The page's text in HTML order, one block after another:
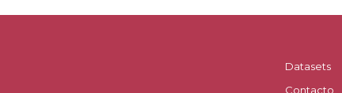
Datasets
Contacto